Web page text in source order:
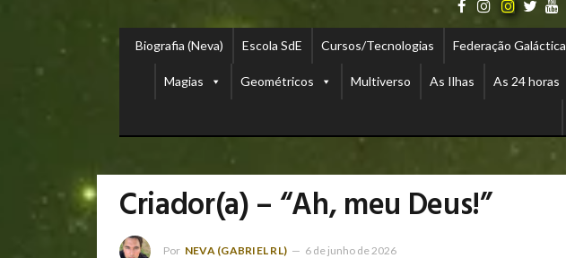
Biografia (Neva) Escola SdE Cursos/Tecnologias Federação Galáctica
Magias Geométricos Multiverso As Ilhas As 24 horas
Criador(a) – “Ah, meu Deus!”
Por NEVA (GABRIEL RL) 6 de junho de 2026